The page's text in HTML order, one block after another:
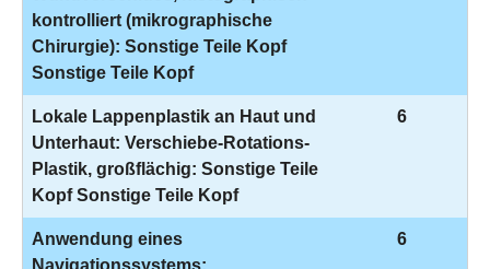
kontrolliert (mikrographische
Chirurgie): Sonstige Teile Kopf
Sonstige Teile Kopf
Lokale Lappenplastik an Haut und
Unterhaut: Verschiebe-Rotations-
Plastik, großflächig: Sonstige Teile
Kopf Sonstige Teile Kopf
6
Anwendung eines
Navigationssystems:
6